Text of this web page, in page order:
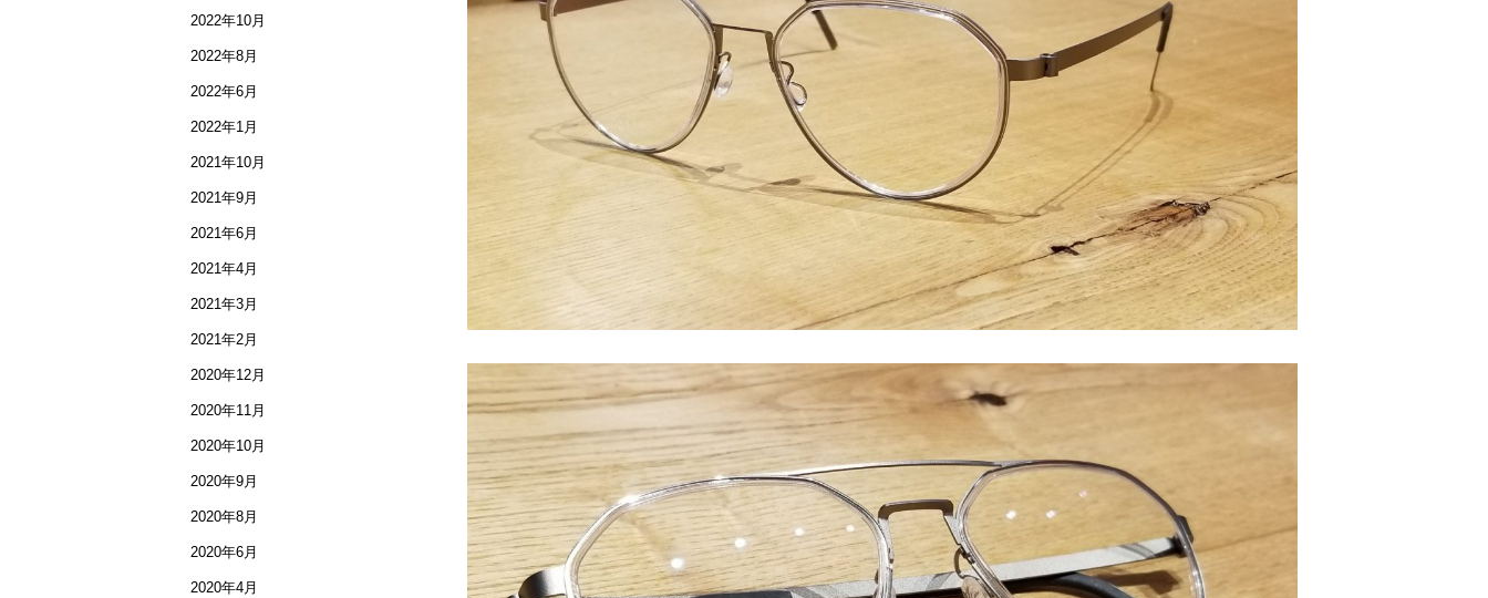
2022年10月
2022年8月
2022年6月
2022年1月
2021年10月
2021年9月
2021年6月
2021年4月
2021年3月
2021年2月
2020年12月
2020年11月
2020年10月
2020年9月
2020年8月
2020年6月
2020年4月